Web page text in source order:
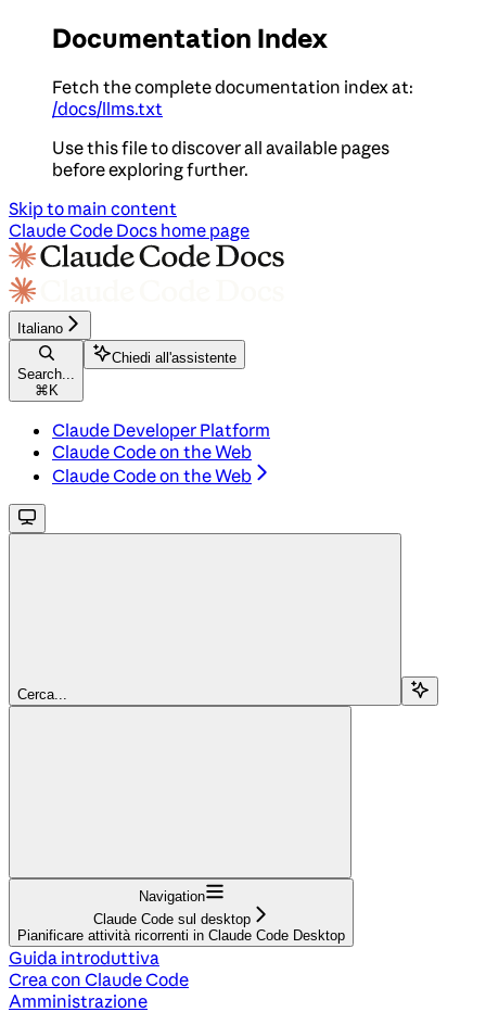
Documentation Index
Fetch the complete documentation index at:
/docs/llms.txt
Use this file to discover all available pages
before exploring further.
Skip to main content
Claude Code Docs home page
Italiano
Search...
⌘ K
Chiedi all'assistente
Claude Developer Platform
Claude Code on the Web
Claude Code on the Web
Cerca...
Navigation
Claude Code sul desktop
Pianificare attività ricorrenti in Claude Code Desktop
Guida introduttiva
Crea con Claude Code
Amministrazione